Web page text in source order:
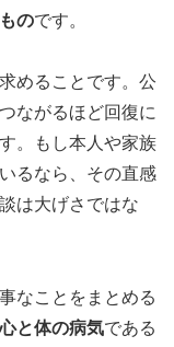
のです。
めることです。公
ながるほど回復に
。もし本人や家族
るなら、その直感
は大げさではな
なことをまとめる
と体の病気である